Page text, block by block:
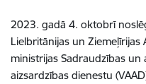
2023. gadā 4. oktobrī
Lielbritānijas un Ziemeļīrijas
ministrijas Sadraudzības
aizsardzības dienestu